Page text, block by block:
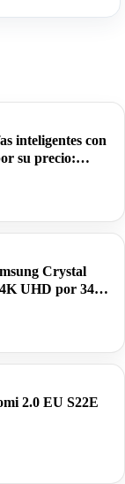
inteligentes con
su precio:
Crystal
UHD por 349€
2.0 EU S22E